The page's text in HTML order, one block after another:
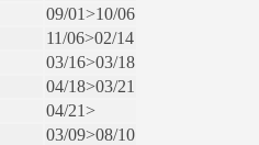
09/01>10/06
11/06>02/14
03/16>03/18
04/18>03/21
04/21>
03/09>08/10